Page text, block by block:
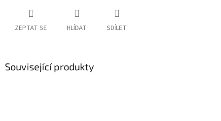
ZEPTAT SE HLÍDAT SDÍLET
Související produkty